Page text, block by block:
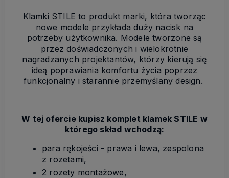
Klamki STILE to produkt marki, która tworząc
nowe modele przykłada duży nacisk na
potrzeby użytkownika. Modele tworzone są
przez doświadczonych i wielokrotnie
nagradzanych projektantów, którzy kierują się
ideą poprawiania komfortu życia poprzez
funkcjonalny i starannie przemyślany design.
W tej ofercie kupisz komplet klamek STILE w
którego skład wchodzą:
para rękojeści - prawa i lewa, zespolona
z rozetami,
2 rozety montażowe,